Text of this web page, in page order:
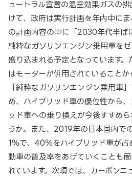
ュートラル宣言の温室効果ガスの
けて、政府は実行計画を年内中に
の計画内容の中に「2030年代半ば
純粋なガソリンエンジン乗用車を
盛り込まれる予定となっています
はモーターが併用されていること
「純粋なガソリンエンジン乗用車
め、ハイブリッド車の優位性から
ッド車への乗り換えが今後すすめ
うか。また、2019年の日本国内で
1％で、40％をハイブリッド車が占
動車の普及率をあげていくことも
れています。次項では、カーボンニ